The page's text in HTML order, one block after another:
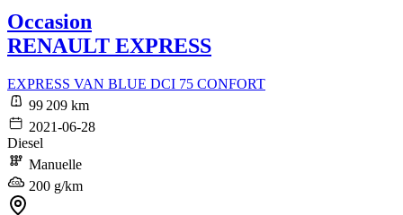
Occasion
RENAULT EXPRESS
EXPRESS VAN BLUE DCI 75 CONFORT
99 209 km
2021-06-28
Diesel
Manuelle
200 g/km